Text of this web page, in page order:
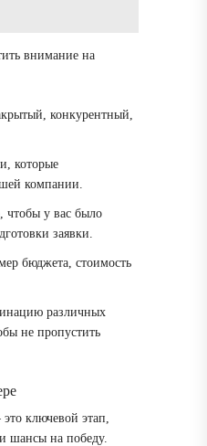
внимание на
конкурентный,
которые
компании.
чтобы у вас было
заявки.
бюджета, стоимость
различных
не пропустить
ключевой этап,
шансы на победу.